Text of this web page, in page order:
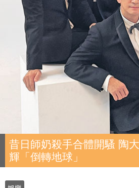
昔日師奶殺手合體開騷 陶
輝「倒轉地球」